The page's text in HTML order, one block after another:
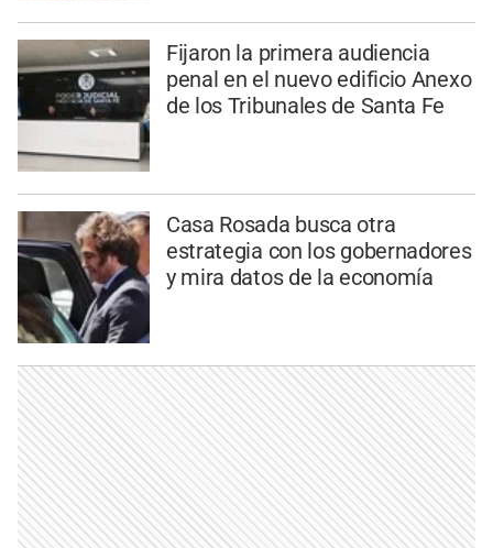
Fijaron la primera audiencia
penal en el nuevo edificio Anexo
de los Tribunales de Santa Fe
Casa Rosada busca otra
estrategia con los gobernadores
y mira datos de la economía